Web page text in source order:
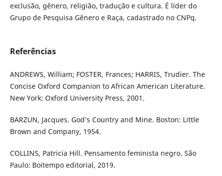
exclusão, gênero, religião, tradução e cultura. É líder do
Grupo de Pesquisa Gênero e Raça, cadastrado no CNPq.
Referências
ANDREWS, William; FOSTER, Frances; HARRIS, Trudier. The
Concise Oxford Companion to African American Literature.
New York: Oxford University Press, 2001.
BARZUN, Jacques. God’s Country and Mine. Boston: Little
Brown and Company, 1954.
COLLINS, Patricia Hill. Pensamento feminista negro. São
Paulo: Boitempo editorial, 2019.